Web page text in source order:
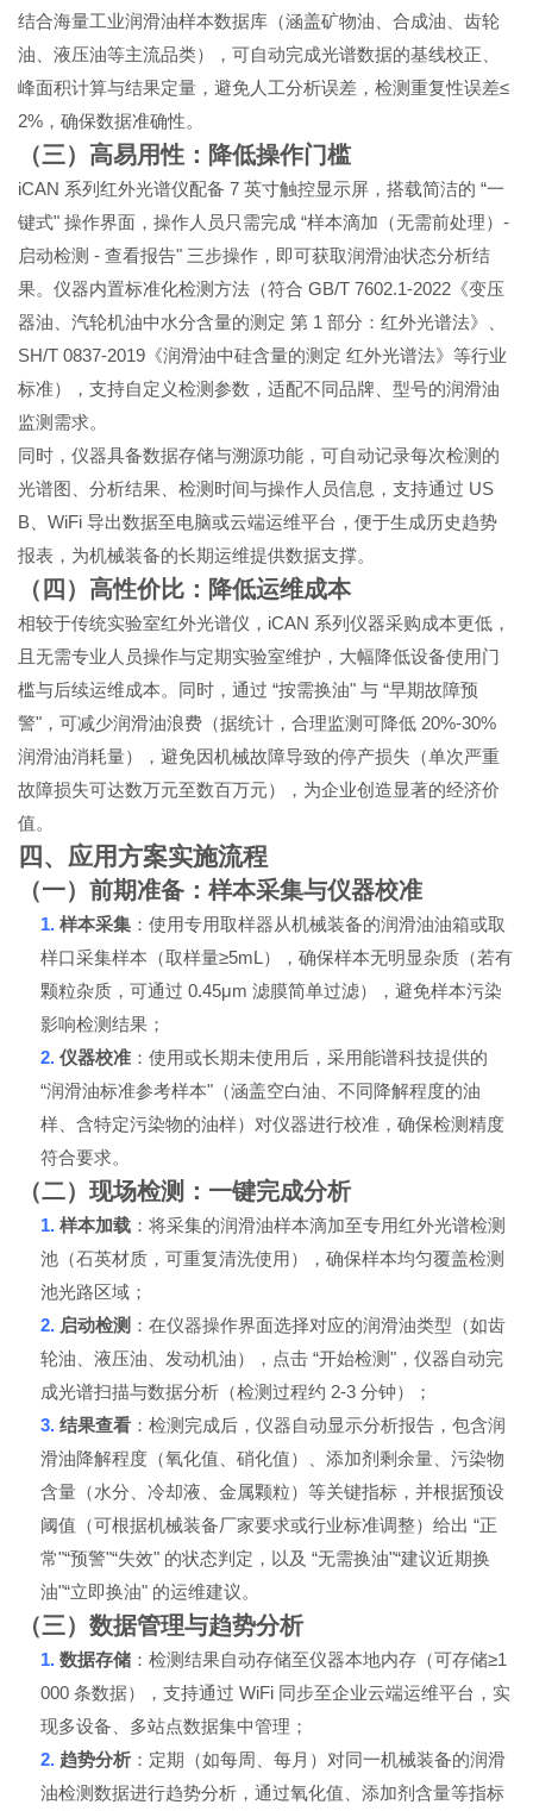
结合海量工业润滑油样本数据库（涵盖矿物油、合成油、齿轮
油、液压油等主流品类），可自动完成光谱数据的基线校正、
峰面积计算与结果定量，避免人工分析误差，检测重复性误差≤
2% ，确保数据准确性。
（三）高易用性：降低操作门槛
iCAN 系列红外光谱仪配备7英寸触控显示屏，搭载简洁的“一
键式"操作界面，操作人员只需完成“样本滴加（无需前处理）-
启动检测-查看报告" 三步操作，即可获取润滑油状态分析结
果。仪器内置标准化检测方法（符合GB/T 7602.1-2022 《变压
器油、汽轮机油中水分含量的测定 第 1部分：红外光谱法》、
SH/T 0837-2019 《润滑油中硅含量的测定 红外光谱法》等行业
标准），支持自定义检测参数，适配不同品牌、型号的润滑油
监测需求。
同时，仪器具备数据存储与溯源功能，可自动记录每次检测的
光谱图、分析结果、检测时间与操作人员信息，支持通过 US
B 、WiFi导出数据至电脑或云端运维平台，便于生成历史趋势
报表，为机械装备的长期运维提供数据支撑。
（四）高性价比：降低运维成本
相较于传统实验室红外光谱仪， iCAN 系列仪器采购成本更低，
且无需专业人员操作与定期实验室维护，大幅降低设备使用门
槛与后续运维成本。同时，通过“按需换油"与“早期故障预
警" ，可减少润滑油浪费（据统计，合理监测可降低 20%-30%
润滑油消耗量），避免因机械故障导致的停产损失（单次严重
故障损失可达数万元至数百万元），为企业创造显著的经济价
值。
四、应用方案实施流程
（一）前期准备：样本采集与仪器校准
1.样本采集 ：使用专用取样器从机械装备的润滑油油箱或取
样口采集样本（取样量≥5mL），确保样本无明显杂质（若有
颗粒杂质，可通过0.45μm滤膜简单过滤），避免样本污染
影响检测结果；
2.仪器校准 ：使用或长期未使用后，采用能谱科技提供的
“润滑油标准参考样本" （涵盖空白油、不同降解程度的油
样、含特定污染物的油样）对仪器进行校准，确保检测精度
符合要求。
（二）现场检测：一键完成分析
1.样本加载 ：将采集的润滑油样本滴加至专用红外光谱检测
池（石英材质，可重复清洗使用），确保样本均匀覆盖检测
池光路区域；
2. 启动检测 ：在仪器操作界面选择对应的润滑油类型（如齿
轮油、液压油、发动机油），点击 “开始检测" ，仪器自动完
成光谱扫描与数据分析（检测过程约 2-3分钟）；
3.结果查看 ：检测完成后，仪器自动显示分析报告，包含润
滑油降解程度（氧化值、硝化值）、添加剂剩余量、污染物
含量（水分、冷却液、金属颗粒）等关键指标，并根据预设
阈值（可根据机械装备厂家要求或行业标准调整）给出 “正
常"“预警"“失效" 的状态判定，以及“无需换油"“建议近期换
油"“立即换油" 的运维建议。
（三）数据管理与趋势分析
1.数据存储 ：检测结果自动存储至仪器本地内存（可存储≥1
000条数据），支持通过WiFi 同步至企业云端运维平台，实
现多设备、多站点数据集中管理；
2. 趋势分析 ：定期（如每周、每月）对同一机械装备的润滑
油检测数据进行趋势分析，通过氧化值、添加剂含量等指标